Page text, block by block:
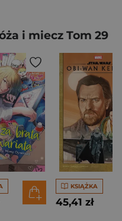
i miecz Tom 29
KSIĄŻKA
45,41 zł